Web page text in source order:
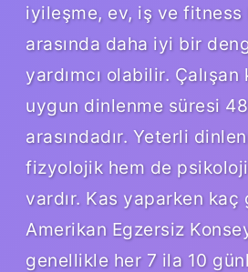
iyileşme, ev, iş ve
arasında daha iyi bir
yardımcı olabilir.
uygun dinlenme süresi
arasındadır. Yeterli
fizyolojik hem de
vardır. Kas yaparken
Amerikan Egzersiz
genellikle her 7 ila 10